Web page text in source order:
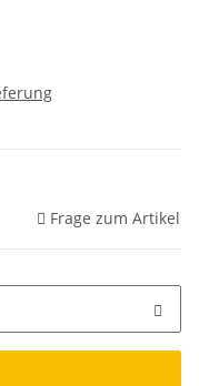
Frage zum Artikel